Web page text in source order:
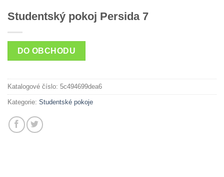
Studentský pokoj Persida 7
DO OBCHODU
Katalogové číslo: 5c494699dea6
Kategorie: Studentské pokoje